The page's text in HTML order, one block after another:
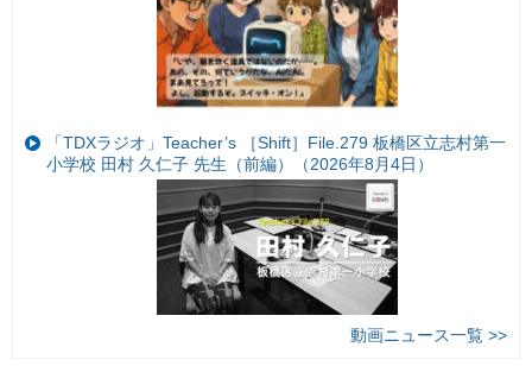
「TDXラジオ」Teacher’s ［Shift］File.279 板橋区立志村第一
小学校 田村 久仁子 先生（前編）（2026年8月4日）
動画ニュース一覧 >>